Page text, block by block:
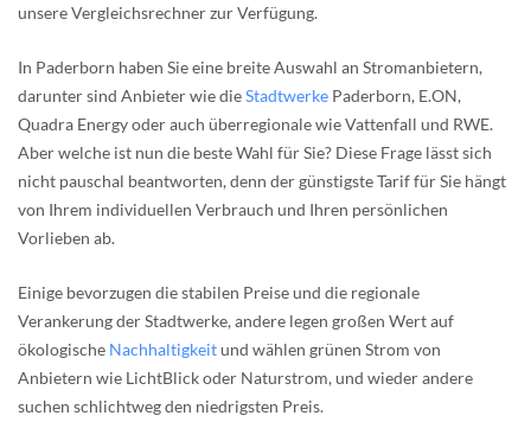
unsere Vergleichsrechner zur Verfügung.
In Paderborn haben Sie eine breite Auswahl an Stromanbietern,
darunter sind Anbieter wie dieStadtwerke Paderborn, E.ON,
Quadra Energy oder auch überregionale wie Vattenfall und RWE.
Aber welche ist nun die beste Wahl für Sie? Diese Frage lässt sich
nicht pauschal beantworten, denn der günstigste Tarif für Sie hängt
von Ihrem individuellen Verbrauch und Ihren persönlichen
Vorlieben ab.
Einige bevorzugen die stabilen Preise und die regionale
Verankerung der Stadtwerke, andere legen großen Wert auf
ökologische Nachhaltigkeitund wählen grünen Strom von
Anbietern wie LichtBlick oder Naturstrom, und wieder andere
suchen schlichtweg den niedrigsten Preis.